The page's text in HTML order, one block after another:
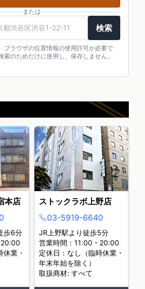
または
検索
ブラウザの位置情報の使用許可が必要で
索のためだけに使用し、保存しません。
本店
歩6分
休業・
ストックラボ上野店
03-5919-6640
JR上野駅より徒歩5分
営業時間：11:00 - 20:00
定休日：なし（臨時休業・
年末年始を除く）
取扱商材: すべて